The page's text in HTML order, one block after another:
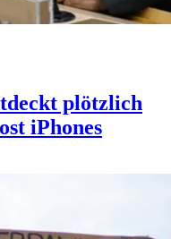
plötzlich
iPhones